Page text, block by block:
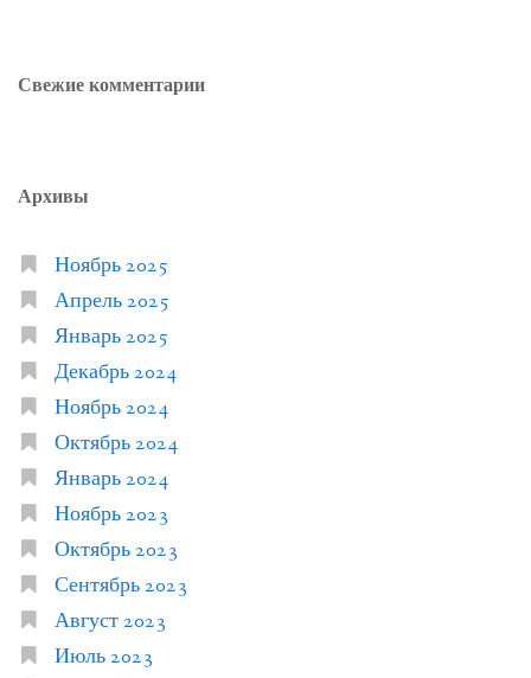
Свежие комментарии
Архивы
Ноябрь 2025
Апрель 2025
Январь 2025
Декабрь 2024
Ноябрь 2024
Октябрь 2024
Январь 2024
Ноябрь 2023
Октябрь 2023
Сентябрь 2023
Август 2023
Июль 2023